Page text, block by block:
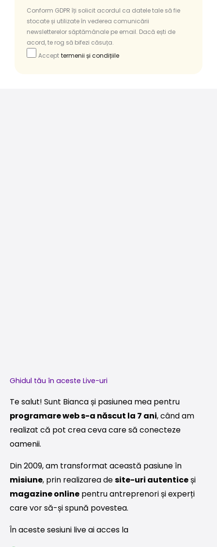
Conform GDPR îți solicit acordul ca datele tale să fie
stocate și utilizate în vederea comunicării
newsletterelor săptămânale pe email. Dacă ești de
acord, te rog să bifezi căsuța.
Accept termenii și condițiile
Ghidul tău în aceste Live-uri
Te salut! Sunt Bianca și pasiunea mea pentru
programare web s-a născut la 7 ani, când am
realizat că pot crea ceva care să conecteze
oamenii.
Din 2009, am transformat această pasiune în
misiune, prin realizarea desite-uri autenticeși
magazine online pentru antreprenori și experți
care vor să-și spună povestea.
În aceste sesiuni live ai acces la